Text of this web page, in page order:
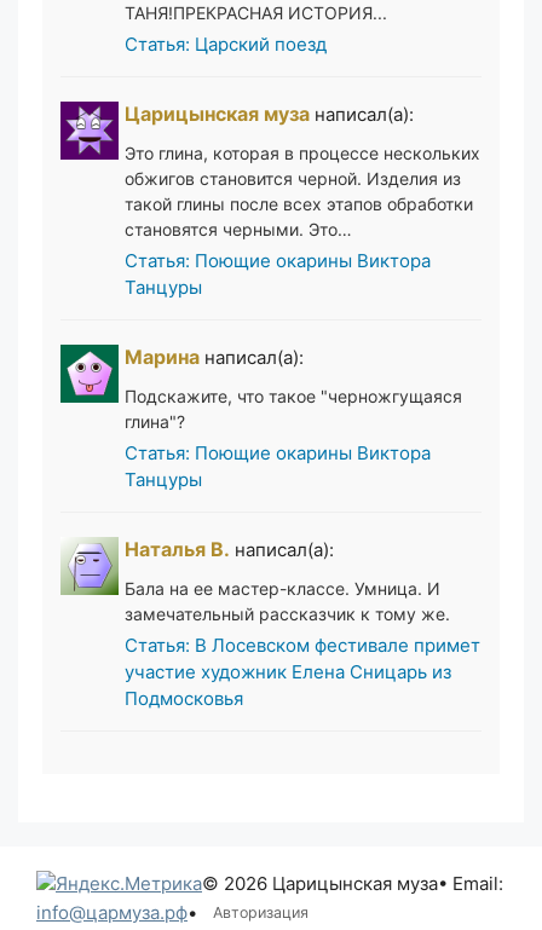
ТАНЯ!ПРЕКРАСНАЯ ИСТОРИЯ...
Статья: Царский поезд
Царицынская муза написал(а):
Это глина, которая в процессе нескольких
обжигов становится черной. Изделия из
такой глины после всех этапов обработки
становятся черными. Это…
Статья: Поющие окарины Виктора
Танцуры
Марина написал(а):
Подскажите, что такое "черножгущаяся
глина"?
Статья: Поющие окарины Виктора
Танцуры
Наталья В. написал(а):
Бала на ее мастер-классе. Умница. И
замечательный рассказчик к тому же.
Статья: В Лосевском фестивале примет
участие художник Елена Сницарь из
Подмосковья
© 2026 Царицынская муза• Email:
info@цармуза.рф• Авторизация